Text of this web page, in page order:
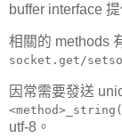
buffer interface
相關的 methods
socket.get/
因常需要發送
utf-8。